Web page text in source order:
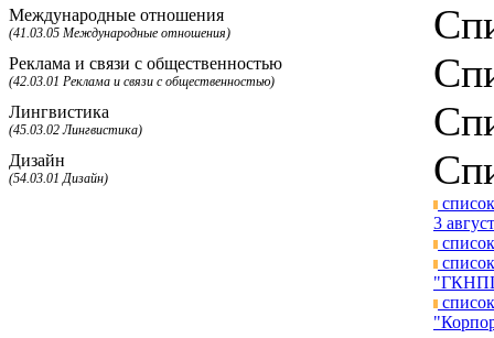
Международные отношения
(41.03.05 Международные отношения)
Реклама и связи с общественностью
(42.03.01 Реклама и связи с общественностью)
Лингвистика
(45.03.02 Лингвистика)
Дизайн
(54.03.01 Дизайн)
3
"ГКНПЦ